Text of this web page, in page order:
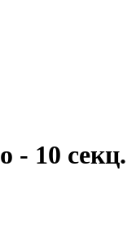
- 10 секц.